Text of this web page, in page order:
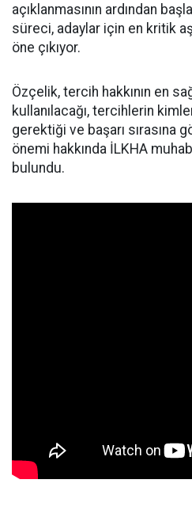
açıklanmasının ardından
süreci, adaylar için en kritik
öne çıkıyor.
Özçelik, tercih hakkının en
kullanılacağı, tercihlerin
gerektiği ve başarı sırasına
önemi hakkında İLKHA
bulundu.